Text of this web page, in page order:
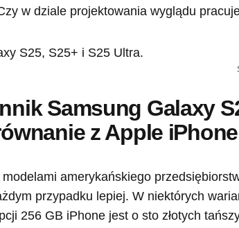
w dziale projektowania wyglądu
Samsung Galaxy
z Apple iPhone
amerykańskiego
przypadku lepiej. W niektórych
256 GB iPhone jest o sto złotych